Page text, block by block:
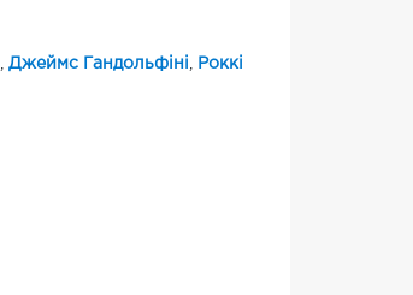
Джеймс Гандольфіні
Роккі